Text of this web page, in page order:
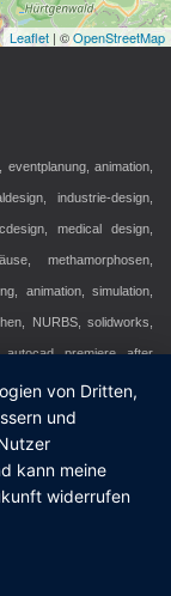
Leaflet | ©OpenStreetMap
animation,
industrie-design,
medical design,
methamorphosen,
animation, simulation,
NURBS, solidworks,
premiere, after
prototyp,
designinnovation,
developIng,
wahrnehmung,
muster,
von Dritten,
und
kann meine
widerrufen